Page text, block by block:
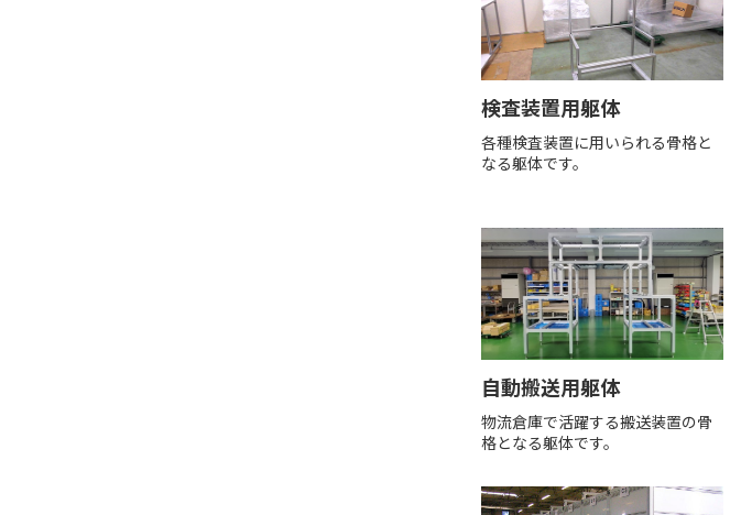
検査装置用躯体
各種検査装置に用いられる骨格と
なる躯体です。
自動搬送用躯体
物流倉庫で活躍する搬送装置の骨
格となる躯体です。